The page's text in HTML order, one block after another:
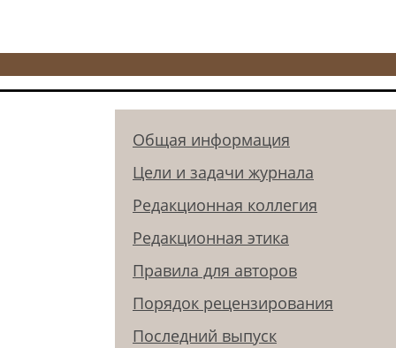
Общая информация
Цели и задачи журнала
Редакционная коллегия
Редакционная этика
Правила для авторов
Порядок рецензирования
Последний выпуск